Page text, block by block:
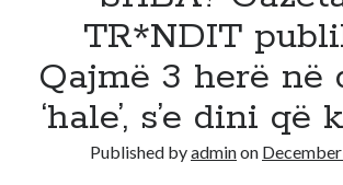
TR*NDIT
Qajmë 3 herë në
‘hale’, s’e dini që
Published byadminon